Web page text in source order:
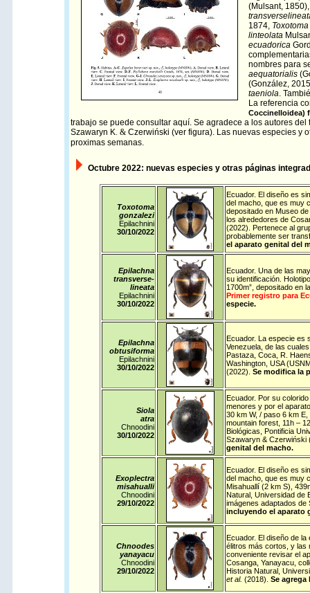
(Mulsant,
1874,
linteolata
ecuadorica
nombres para
aequatorialis
(González,
taeniola.
La referencia
Coccinelloidea)
trabajo se puede consultar aquí. Se agradece a los autores
Szawaryn K. & Czerwiński (ver figura). Las nuevas especies y
proximas semanas.
Octubre 2022: nuevas especies y otras páginas
Toxotoma
gonzalezi
Epilachnini
30/10/2022
Ecuador. El diseño es
del macho, que es muy
depositado en Museo
los alrededores de
(2022). Pertenece al
probablemente ser
el aparato genital del
Epilachna
transverse-
lineata
Epilachnini
30/10/2022
Ecuador. Una de las
su identificación.
1700m”, depositado en
Primer registro para
especie.
Epilachna
obtusiforma
Epilachnini
30/10/2022
Ecuador. La especie es
Venezuela, de las
Pastaza, Coca, R.
Washington, USA
(2022). Se modifica la
Siola
atra
Chnoodini
30/10/2022
Ecuador. Por su
menores y por el
30 km W, / paso 6 km E,
mountain forest, 11h –
Biológicas, Pontificia
Szawaryn & Czerwiński
genital del macho.
Exoplectra
misahualli
Chnoodini
29/10/2022
Ecuador. El diseño es
del macho, que es muy
Misahuallí (2 km S),
Natural, Universidad de
imágenes adaptados
incluyendo el aparato
Chnoodes
yanayacu
Chnoodini
29/10/2022
Ecuador. El diseño de
élitros más cortos, y las
conveniente revisar el
Cosanga, Yanayacu,
Historia Natural,
et al. (2018). Se agrega